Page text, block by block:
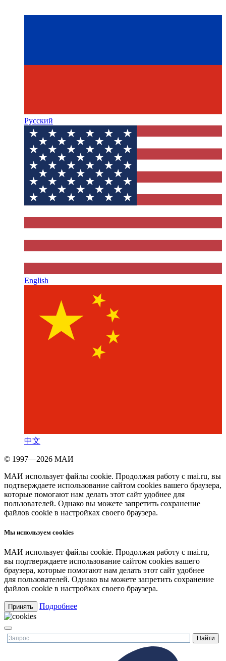
Русский
English
中文
© 1997—2026 МАИ
МАИ использует файлы cookie. Продолжая работу с mai.ru, вы
подтверждаете использование сайтом cookies вашего браузера,
которые помогают нам делать этот сайт удобнее для
пользователей. Однако вы можете запретить сохранение
файлов cookie в настройках своего браузера.
Мы используем cookies
МАИ использует файлы cookie. Продолжая работу с mai.ru,
вы подтверждаете использование сайтом cookies вашего
браузера, которые помогают нам делать этот сайт удобнее
для пользователей. Однако вы можете запретить сохранение
файлов cookie в настройках своего браузера.
Принять Подробнее